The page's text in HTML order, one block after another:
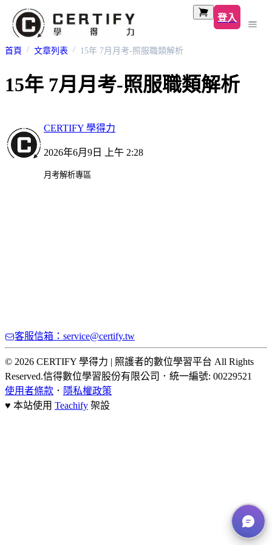
登入
首頁 文章列表 15年 7月月考-照服職類解析
15年 7月月考-照服職類解析
CERTIFY 學得力
2026年6月9日 上午 2:28
月考解析專區
客服信箱：service@certify.tw
© 2026 CERTIFY 學得力 | 照護者的數位學習平台 All Rights
Reserved.信得數位學習股份有限公司 ． 統一編號: 00229521
使用者條款 ． 隱私權政策
♥ 本站使用 Teachify 架設